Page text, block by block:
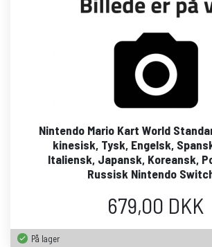
Nintendo Mario Kart World
kinesisk, Tysk, Engelsk,
Italiensk, Japansk, Koreansk,
Russisk Nintendo
679,00 DKK
På lager